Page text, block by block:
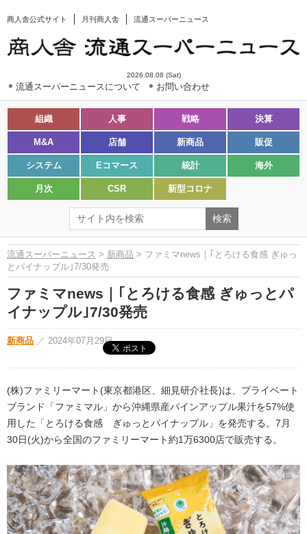
商人舎公式サイト 月刊商人舎 流通スーパーニュース
2026.08.08 (Sat)
流通スーパーニュースについて お問い合わせ
組織 人事 戦略 決算
M&A 店舗 新商品 販促
システム Eコマース 統計 海外
月次 CSR 新型コロナ
流通スーパーニュース > 新商品 > ファミマnews｜｢とろける食感 ぎゅっ
とパイナップル｣7/30発売
ファミマnews｜｢とろける食感 ぎゅっとパ
イナップル｣7/30発売
新商品 ／ 2024年07月29日
(株)ファミリーマート(東京都港区、細見研介社長)は、プライベート
ブランド「ファミマル」から沖縄県産パインアップル果汁を57%使
用した「とろける食感 ぎゅっとパイナップル」を発売する。7月
30日(火)から全国のファミリーマート約1万6300店で販売する。